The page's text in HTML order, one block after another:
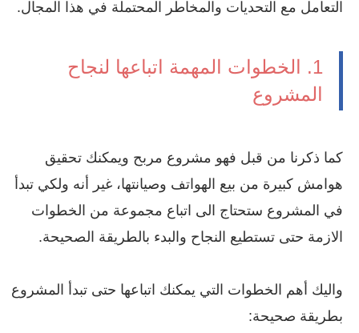
التعامل مع التحديات والمخاطر المحتملة في هذا المجال.
1. الخطوات المهمة اتباعها لنجاح
المشروع
كما ذكرنا من قبل فهو مشروع مربح ويمكنك تحقيق
هوامش كبيرة من بيع الهواتف وصيانتها، غير أنه ولكي تبدأ
في المشروع ستحتاج الى اتباع مجموعة من الخطوات
الازمة حتى تستطيع النجاح والبدء بالطريقة الصحيحة.
واليك أهم الخطوات التي يمكنك اتباعها حتى تبدأ المشروع
بطريقة صحيحة: